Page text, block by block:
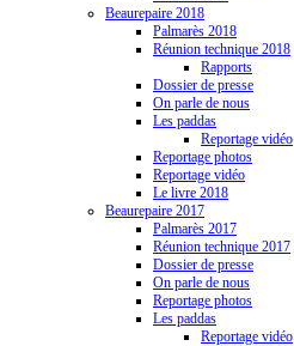
Beaurepaire 2018
Palmarès 2018
Réunion technique 2018
Rapports
Dossier de presse
On parle de nous
Les paddas
Reportage vidéo
Reportage photos
Reportage vidéo
Le livre 2018
Beaurepaire 2017
Palmarès 2017
Réunion technique 2017
Dossier de presse
On parle de nous
Reportage photos
Les paddas
Reportage vidéo